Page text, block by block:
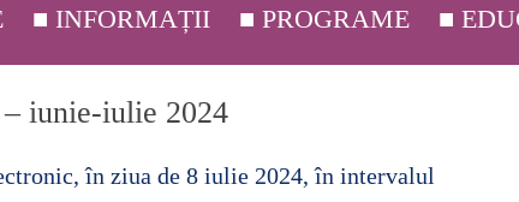
■ NEDIDACTIC ■
■ C.A. ▸ ■
■ COMISIE
■ INFORMAȚII
RELAȚII CU PUBLICUL
■ INFORMAȚII ▸ ■ ANUNȚURI
■ PROGRAME ■
iunie-iulie 2024
în ziua de 8 iulie 2024, în intervalul